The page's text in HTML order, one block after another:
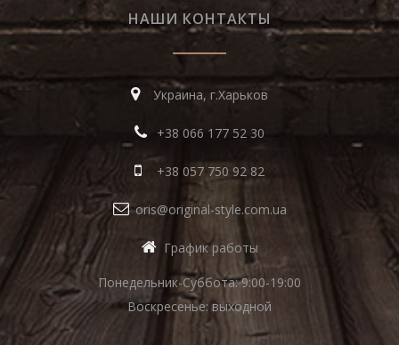
НАШИ КОНТАКТЫ
Украина, г.Харьков
+38 066 177 52 30
+38 057 750 92 82
oris@original-style.com.ua
График работы
Понедельник-Суббота: 9:00-19:00
Воскресенье: выходной